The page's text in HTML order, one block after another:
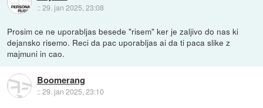
::29. jan 2025, 23:08
Prosim ce ne uporabljas besede "risem" ker je zaljivo do nas ki
dejansko risemo. Reci da pac uporabljas ai da ti paca slike z
majmuni in cao.
Boomerang
::29. jan 2025, 23:10